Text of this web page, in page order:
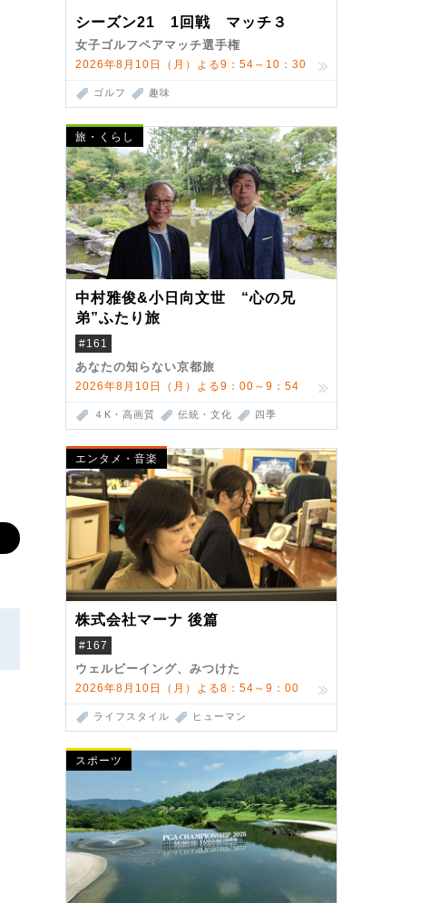
シーズン21 1回戦 マッチ３
女子ゴルフペアマッチ選手権
2026年8月10日（月）よる9：54～10：30
ゴルフ 趣味
旅・くらし
中村雅俊&小日向文世 “心の兄
弟”ふたり旅
#161
あなたの知らない京都旅
2026年8月10日（月）よる9：00～9：54
４K・高画質 伝統・文化 四季
エンタメ・音楽
株式会社マーナ 後篇
#167
ウェルビーイング、みつけた
2026年8月10日（月）よる8：54～9：00
ライフスタイル ヒューマン
スポーツ